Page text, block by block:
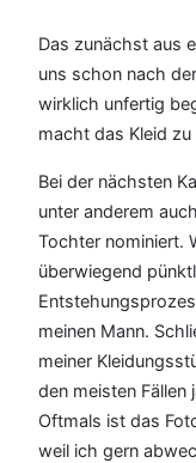
Das zunächst aus
uns schon nach
wirklich unfertig
macht das Kleid
Bei der nächsten
unter anderem
Tochter nominiert.
überwiegend
meinen Mann.
meiner
den meisten Fällen
Oftmals ist das
weil ich gern